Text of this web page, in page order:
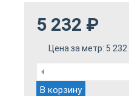
5 232 ₽
Цена за метр: 5 232
В корзину